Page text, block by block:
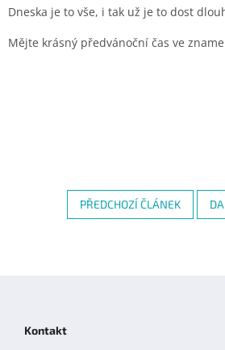
Dneska je to vše, i tak už je to dost
Mějte krásný předvánoční čas ve
PŘEDCHOZÍ ČLÁNEK
Kontakt